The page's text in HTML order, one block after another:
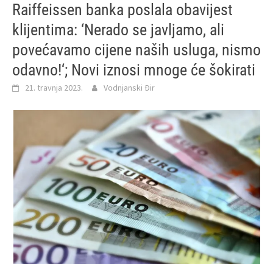
Raiffeissen banka poslala obavijest
klijentima: ‘Nerado se javljamo, ali
povećavamo cijene naših usluga, nismo
odavno!‘; Novi iznosi mnoge će šokirati
21. travnja 2023. Vodnjanski Đir